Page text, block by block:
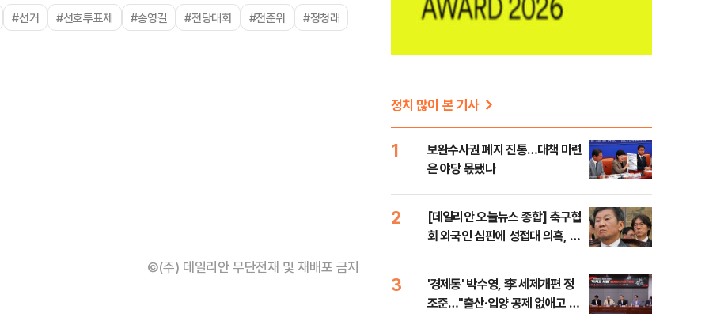
#선거 #선호투표제 #송영길 #전당대회 #전준위 #정청래
©(주) 데일리안 무단전재 및 재배포 금지
정치 많이 본 기사
1
보완수사권 폐지 진통…대책 마련
은 야당 몫됐나
2
[데일리안 오늘뉴스 종합] 축구협
회 외국인 심판에 성접대 의혹, 李
나, 삼전닉스 올인은 금물, SK하
이닉스 프리마켓 시초가 논란 재
점화, 김민석 "과반 승리 가능성
3
'경제통' 박수영, 李 세제개편 정
조준…"출산·입양 공제 없애고 세